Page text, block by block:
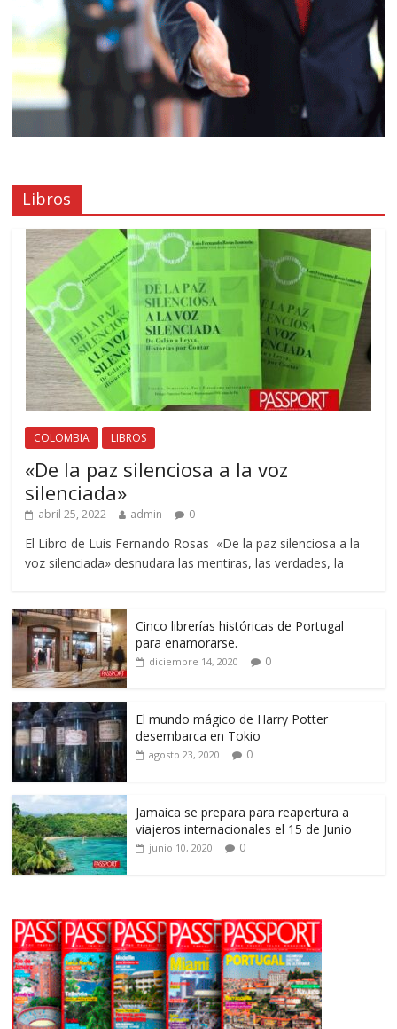
Libros
COLOMBIA LIBROS
«De la paz silenciosa a la voz
silenciada»
abril 25, 2022 admin 0
El Libro de Luis Fernando Rosas «De la paz silenciosa a la
voz silenciada» desnudara las mentiras, las verdades, la
Cinco librerías históricas de Portugal
para enamorarse.
diciembre 14, 2020 0
El mundo mágico de Harry Potter
desembarca en Tokio
agosto 23, 2020 0
Jamaica se prepara para reapertura a
viajeros internacionales el 15 de Junio
junio 10, 2020 0